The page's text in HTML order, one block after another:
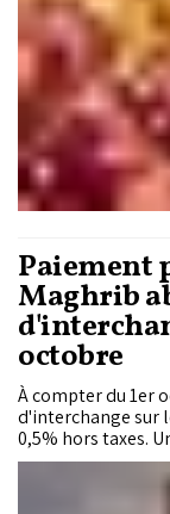
Paiement
Maghrib
octobre
À compter du 1er
d'interchange sur
0,5% hors taxes.
appliqué aux
commerçants de